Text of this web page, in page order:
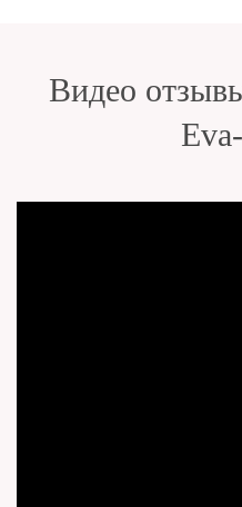
Видео